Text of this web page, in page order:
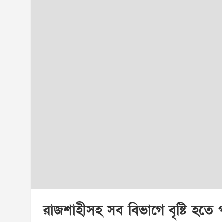
রাজশাহীসহ সব বিভাগে বৃষ্টি হতে